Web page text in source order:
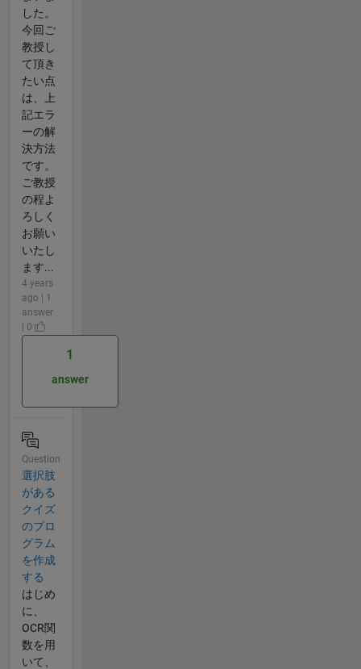
した。
今回ご
教授し
て頂き
たい点
は、上
記エラ
ーの解
決方法
です。
ご教授
の程よ
ろしく
お願い
いたし
ます...
4 years
ago | 1
answer
| 0
1
answer
Question
選択肢
がある
クイズ
のプロ
グラム
を作成
する
はじめ
に、
OCR関
数を用
いて、